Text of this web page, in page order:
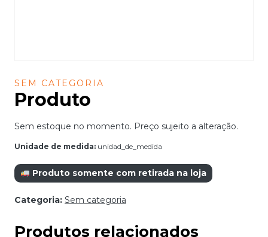
SEM CATEGORIA
Produto
Sem estoque no momento. Preço sujeito a alteração.
Unidade de medida: unidad_de_medida
Produto somente com retirada na loja
Categoria: Sem categoria
Produtos relacionados